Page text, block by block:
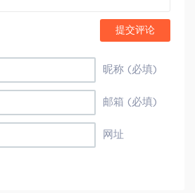
提交评论
昵称 (必填)
邮箱 (必填)
网址